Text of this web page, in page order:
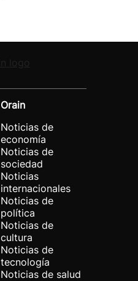
Orain
Noticias de
economía
Noticias de
sociedad
Noticias
internacionales
Noticias de
política
Noticias de
cultura
Noticias de
tecnología
Noticias de salud